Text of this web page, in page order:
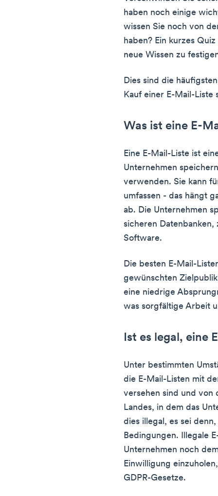
haben noch einige
wissen Sie noch von
haben? Ein kurzes
neue Wissen zu
Dies sind die
Kauf einer E-Mail-Liste
Was ist eine E-
Eine E-Mail-Liste ist
Unternehmen
verwenden. Sie kann
umfassen - das hängt
ab. Die Unternehmen
sicheren
Software.
Die besten E-Mail-
gewünschten
eine niedrige
was sorgfältige Arbeit
Ist es legal, eine
Unter bestimmten
die E-Mail-Listen mit
versehen sind und von
Landes, in dem das
dies illegal, es sei
Bedingungen. Illegale
Unternehmen noch
Einwilligung
GDPR-Gesetze.